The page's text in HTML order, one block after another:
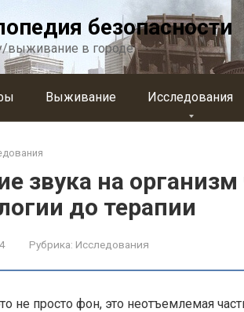
безопасности
выживание в городе
Выживание Исследования
звука на организм
до терапии
Рубрика: Исследования
не просто фон, это неотъемлемая